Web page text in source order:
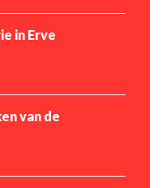
in Erve
van de